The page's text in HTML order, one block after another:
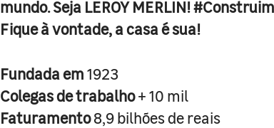
mundo. Seja LEROY MERLIN!
Fique à vontade, a casa é sua!
Fundada em1923
Colegas de trabalho+ 10 mil
Faturamento8,9 bilhões de reais